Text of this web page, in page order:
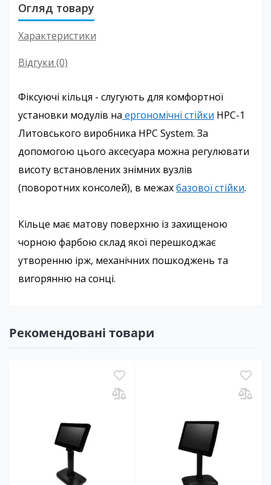
Огляд товару
Характеристики
Відгуки (0)
Фіксуючі кільця - слугують для комфортної
установки модулів на ергономічні стійки HPC-1
Литовського виробника HPC System. За
допомогою цього аксесуара можна регулювати
висоту встановлених знімних вузлів
(поворотних консолей), в межах базової стійки.
Кільце має матову поверхню із захищеною
чорною фарбою склад якої перешкоджає
утворенню ірж, механічних пошкоджень та
вигорянню на сонці.
Рекомендовані товари